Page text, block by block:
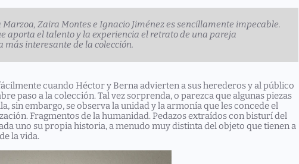
Zaira Montes e Ignacio Jiménez es sencillamente impecable.
aporta el talento y la experiencia el retrato de una pareja
más interesante de la colección.
cuando Héctor y Berna advierten a sus herederos y al público
paso a la colección. Tal vez sorprenda, o parezca que algunas piezas
sin embargo, se observa la unidad y la armonía que les concede el
Fragmentos de la humanidad. Pedazos extraídos con bisturí del
uno su propia historia, a menudo muy distinta del objeto que tienen a
la vida.